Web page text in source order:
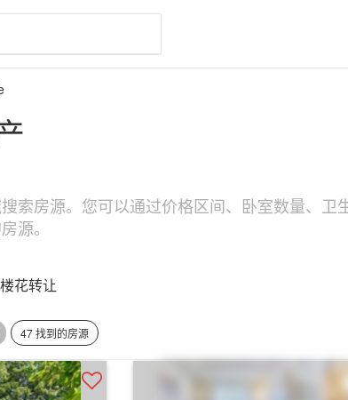
索房源。您可以通过价格区间、卧室数量、
源。
楼花转让
47 找到的房源